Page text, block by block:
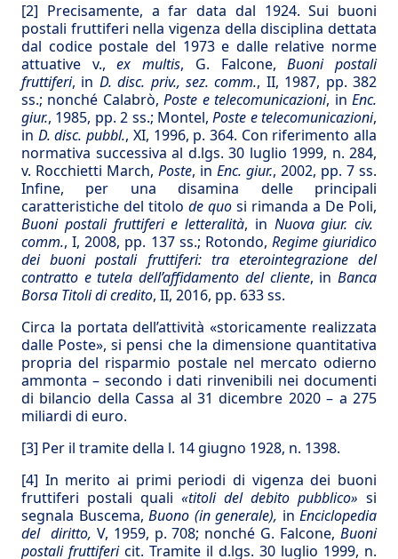
[2] Precisamente, a far data dal 1924. Sui buoni
postali fruttiferi nella vigenza della disciplina dettata
dal codice postale del 1973 e dalle relative norme
attuative v.,ex multis, G. Falcone,Buoni postali
fruttiferi, in D. disc. priv., sez. comm., II, 1987, pp. 382
ss.; nonché Calabrò,Poste e telecomunicazioni, inEnc.
giur., 1985, pp. 2 ss.; Montel,Poste e telecomunicazioni,
in D. disc. pubbl., XI, 1996, p. 364. Con riferimento alla
normativa successiva al d.lgs. 30 luglio 1999, n. 284,
v. Rocchietti March, Poste, in Enc. giur., 2002, pp. 7 ss.
Infine, per una disamina delle principali
caratteristiche del titolo de quo si rimanda a De Poli,
Buoni postali fruttiferi e letteralità, in Nuova giur. civ.
comm., I, 2008, pp. 137 ss.; Rotondo, Regime giuridico
dei buoni postali fruttiferi: tra eterointegrazione del
contratto e tutela dell’affidamento del cliente, inBanca
Borsa Titoli di credito, II, 2016, pp. 633 ss.
Circa la portata dell’attività «storicamente realizzata
dalle Poste», si pensi che la dimensione quantitativa
propria del risparmio postale nel mercato odierno
ammonta – secondo i dati rinvenibili nei documenti
di bilancio della Cassa al 31 dicembre 2020 – a 275
miliardi di euro.
[3] Per il tramite della l. 14 giugno 1928, n. 1398.
[4] In merito ai primi periodi di vigenza dei buoni
fruttiferi postali quali «titoli del debito pubblico» si
segnala Buscema, Buono (in generale), in Enciclopedia
del diritto, V, 1959, p. 708; nonché G. Falcone,Buoni
postali fruttifericit. Tramite il d.lgs. 30 luglio 1999, n.